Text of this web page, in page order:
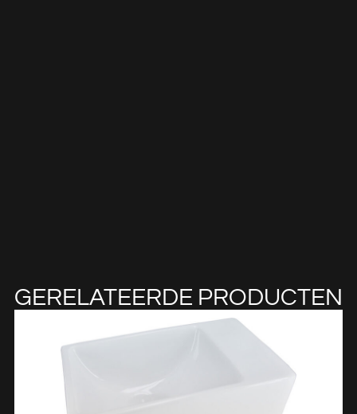
GERELATEERDE PRODUCTEN